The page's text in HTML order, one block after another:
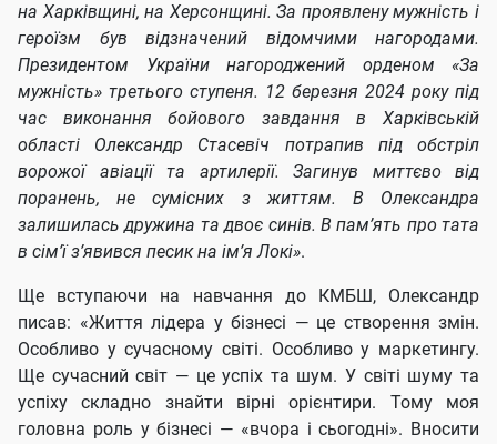
на Харківщині, на Херсонщині. За проявлену мужність і
героїзм був відзначений відомчими нагородами.
Президентом України нагороджений орденом «За
мужність» третього ступеня. 12 березня 2024 року під
час виконання бойового завдання в Харківській
області Олександр Стасевіч потрапив під обстріл
ворожої авіації та артилерії. Загинув миттєво від
поранень, не сумісних з життям. В Олександра
залишилась дружина та двоє синів. В пам’ять про тата
в сім’ї з’явився песик на ім’я Локі».
Ще вступаючи на навчання до КМБШ, Олександр
писав: «Життя лідера у бізнесі — це створення змін.
Особливо у сучасному світі. Особливо у маркетингу.
Ще сучасний світ — це успіх та шум. У світі шуму та
успіху складно знайти вірні орієнтири. Тому моя
головна роль у бізнесі — «вчора і сьогодні». Вносити